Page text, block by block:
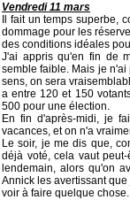
Vendredi 11 mars
Il fait un temps superbe,
dommage pour les
des conditions idéales
J'ai appris qu'en fin de
semble faible. Mais je n'ai
sens, on sera
a entre 120 et 150
500 pour une élection.
En fin d'après-midi, je
vacances, et on n'a
Le soir, je me dis que,
déjà voté, cela vaut
lendemain, alors qu'on
Annick les avertissant
voir à faire quelque chose.